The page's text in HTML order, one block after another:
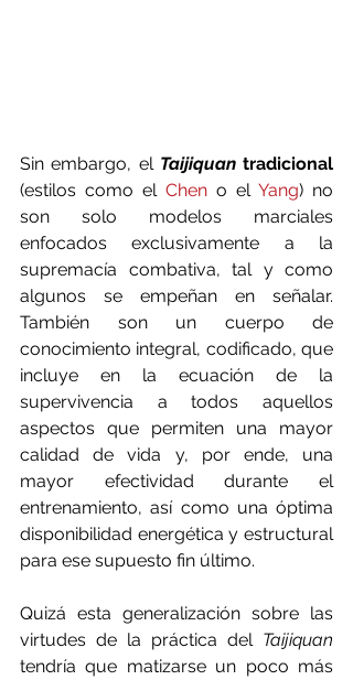
Sin embargo, el Taijiquan
(estilos como el Chen o el Yang) no
son solo modelos marciales
enfocados exclusivamente a la
supremacía combativa, tal y como
algunos se empeñan en señalar.
También son un cuerpo de
conocimiento integral, codificado, que
incluye en la ecuación de la
supervivencia a todos aquellos
aspectos que permiten una mayor
calidad de vida y, por ende, una
mayor efectividad durante el
entrenamiento, así como una óptima
disponibilidad energética y estructural
para ese supuesto fin último.
Quizá esta generalización sobre las
virtudes de la práctica del
tendría que matizarse un poco más